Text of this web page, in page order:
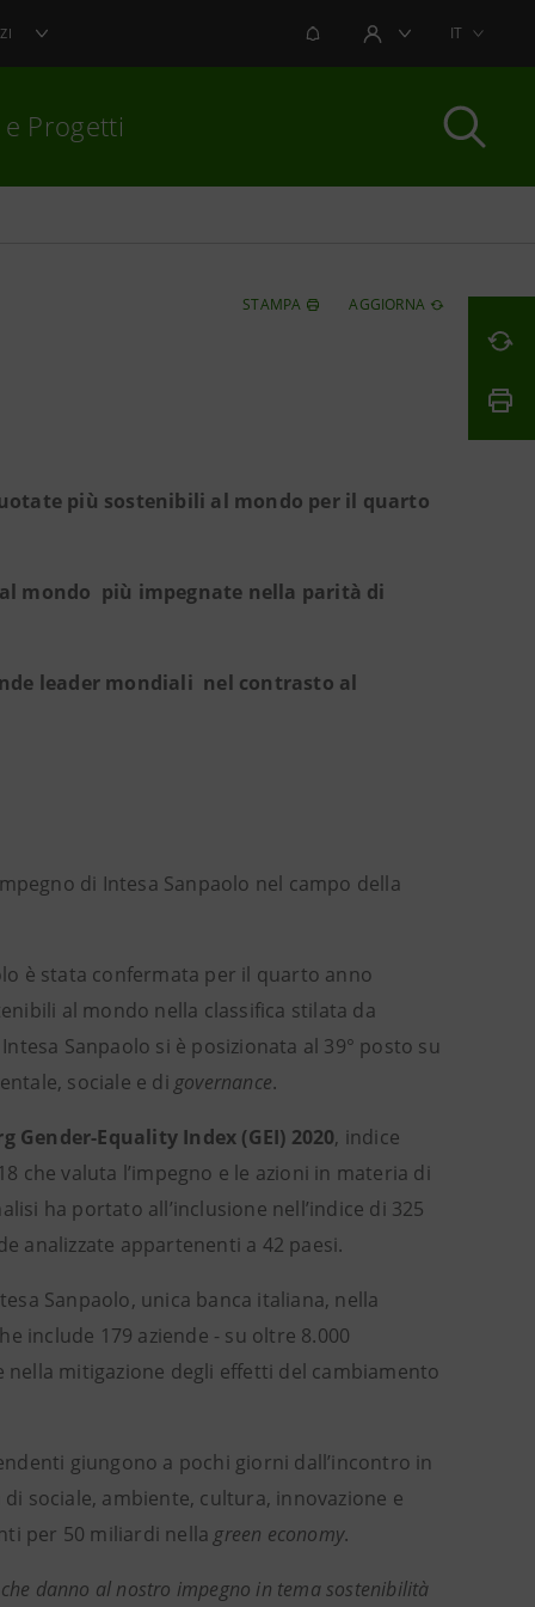
NOTIFICHEAREA UTENTEIT
e Progetti
STAMPA AGGIORNA
più sostenibili al mondo per il quarto
mondo più impegnate nella parità di
leader mondiali nel contrasto al
di Intesa Sanpaolo nel campo della
è stata confermata per il quarto anno
al mondo nella classifica stilata da
Sanpaolo si è posizionata al 39° posto su
sociale e di governance.
Gender-Equality Index (GEI) 2020, indice
che valuta l’impegno e le azioni in materia di
ha portato all’inclusione nell’indice di 325
analizzate appartenenti a 42 paesi.
Sanpaolo, unica banca italiana, nella
include 179 aziende - su oltre 8.000
mitigazione degli effetti del cambiamento
giungono a pochi giorni dall’incontro in
sociale, ambiente, cultura, innovazione e
per 50 miliardi nella green economy.
danno al nostro impegno in tema sostenibilità